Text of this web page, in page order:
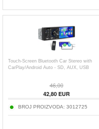
Touch-Screen Bluetooth Car Stereo with
CarPlay/Android Auto - SD, AUX, USB
46,00
42,80EUR
BROJ PROIZVODA: 3012725